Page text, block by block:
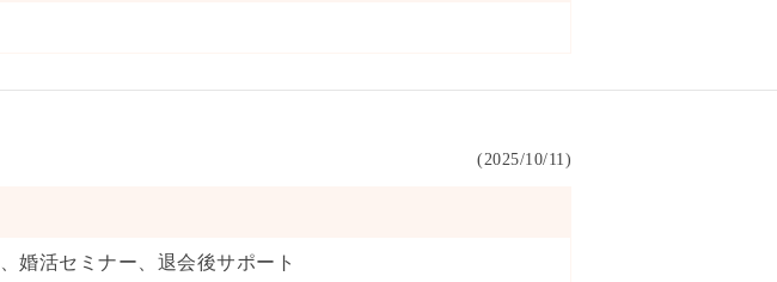
(2025/10/11)
、婚活セミナー 退会後サポート